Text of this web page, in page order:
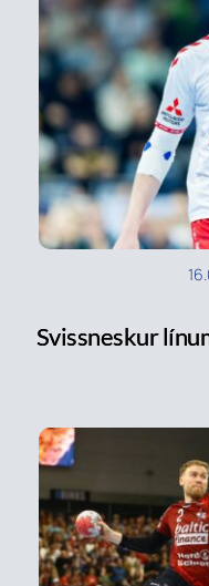
Svissneskur